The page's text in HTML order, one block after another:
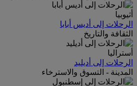
أثيوبيا
الرحلات إلى أديس أبابا
الثقافة والتاريخ
أستراليا
الرحلات إلى أديليد
المدينة - التسوق والاسترخاء